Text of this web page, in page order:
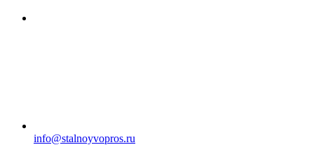
info@stalnoyvopros.ru